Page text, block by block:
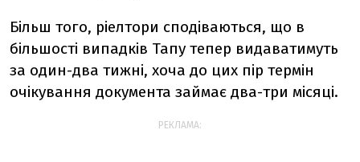
Більш того, ріелтори сподіваються, що в
більшості випадків Тапу тепер видаватимуть
за один-два тижні, хоча до цих пір термін
очікування документа займає два-три місяці.
РЕКЛАМА: